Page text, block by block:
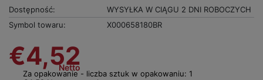
Dostępność:
WYSYŁKA W CIĄGU 2 DNI ROBOCZYCH
Symbol towaru:
X000658180BR
€4,52
Netto
Za opakowanie - liczba sztuk w opakowaniu: 1